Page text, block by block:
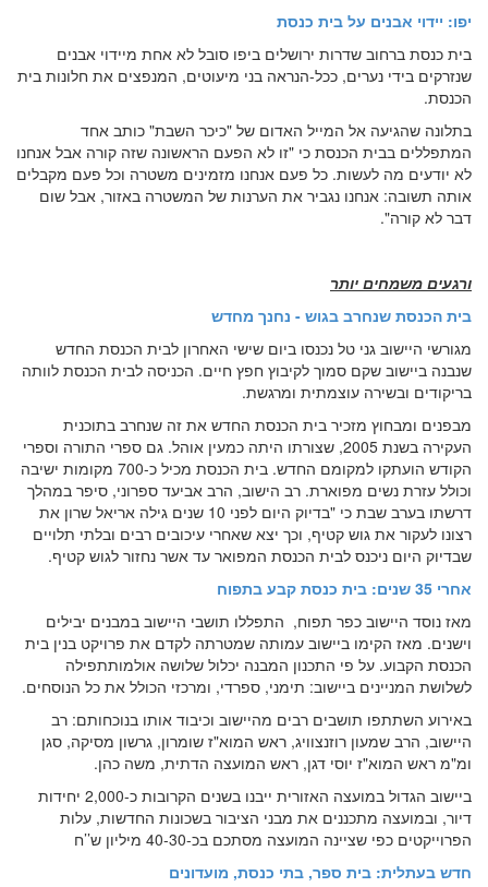
יפו: יידוי אבנים על בית כנסת
בית כנסת ברחוב שדרות ירושלים ביפו סובל לא אחת מיידוי אבנים
שנזרקים בידי נערים, ככל-הנראה בני מיעוטים, המנפצים את חלונות בית
הכנסת.
בתלונה שהגיעה אל המייל האדום של "כיכר השבת" כותב אחד
המתפללים בבית הכנסת כי "זו לא הפעם הראשונה שזה קורה אבל אנחנו
לא יודעים מה לעשות. כל פעם אנחנו מזמינים משטרה וכל פעם מקבלים
אותה תשובה: אנחנו נגביר את הערנות של המשטרה באזור, אבל שום
דבר לא קורה".
ורגעים משמחים יותר
בית הכנסת שנחרב בגוש - נחנך מחדש
מגורשי היישוב גני טל נכנסו ביום שישי האחרון לבית הכנסת החדש
שנבנה ביישוב שקם סמוך לקיבוץ חפץ חיים. הכניסה לבית הכנסת לוותה
בריקודים ובשירה עוצמתית ומרגשת.
מבפנים ומבחוץ מזכיר בית הכנסת החדש את זה שנחרב בתוכנית
העקירה בשנת 2005, שצורתו היתה כמעין אוהל. גם ספרי התורה וספרי
הקודש הועתקו למקומם החדש. בית הכנסת מכיל כ-700 מקומות ישיבה
וכולל עזרת נשים מפוארת. רב הישוב, הרב אביעד ספרוני, סיפר במהלך
דרשתו בערב שבת כי "בדיוק היום לפני 10 שנים גילה אריאל שרון את
רצונו לעקור את גוש קטיף, וכך יצא שאחרי עיכובים רבים ובלתי תלויים
שבדיוק היום ניכנס לבית הכנסת המפואר עד אשר נחזור לגוש קטיף.
אחרי 35 שנים: בית כנסת קבע בתפוח
מאז נוסד היישוב כפר תפוח, התפללו תושבי היישוב במבנים יבילים
וישנים. מאז הקימו ביישוב עמותה שמטרתה לקדם את פרויקט בנין בית
הכנסת הקבוע. על פי התכנון המבנה יכלול שלושה אולמותתפילה
לשלושת המניינים ביישוב: תימני, ספרדי, ומרכזי הכולל את כל הנוסחים.
באירוע השתתפו תושבים רבים מהיישוב וכיבוד אותו בנוכחותם: רב
היישוב, הרב שמעון רוזנצוויג, ראש המוא"ז שומרון, גרשון מסיקה, סגן
ומ"מ ראש המוא"ז יוסי דגן, ראש המועצה הדתית, משה כהן.
ביישוב הגדול במועצה האזורית ייבנו בשנים הקרובות כ-2,000 יחידות
דיור, ובמועצה מתכננים את מבני הציבור בשכונות החדשות, עלות
הפרוייקטים כפי שציינה המועצה מסתכם בכ-40-30 מיליון ש’’ח
חדש בעתלית: בית ספר, בתי כנסת, מועדונים